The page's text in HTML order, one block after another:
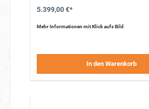
5.399,00 €*
Mehr Informationen mit Klick aufs Bild
In den Warenkorb